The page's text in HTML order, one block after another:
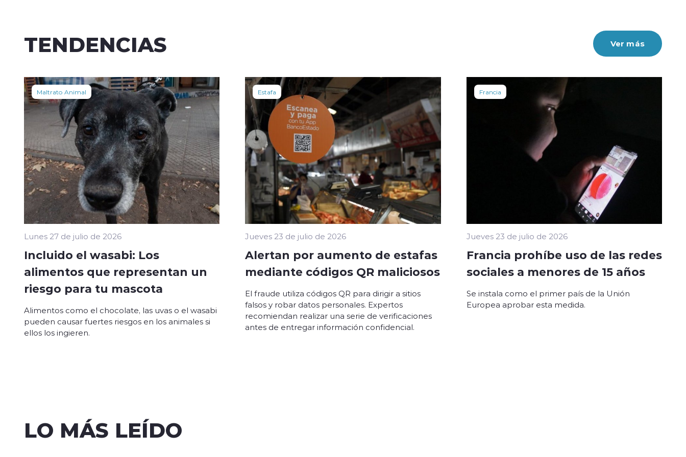
TENDENCIAS Ver más
Maltrato Animal
Lunes 27 de julio de 2026
Incluido el wasabi: Los
alimentos que representan un
riesgo para tu mascota
Alimentos como el chocolate, las uvas o el wasabi
pueden causar fuertes riesgos en los animales si
ellos los ingieren.
Estafa
Jueves 23 de julio de 2026
Alertan por aumento de estafas
mediante códigos QR maliciosos
El fraude utiliza códigos QR para dirigir a sitios
falsos y robar datos personales. Expertos
recomiendan realizar una serie de verificaciones
antes de entregar información confidencial.
Francia
Jueves 23 de julio de 2026
Francia prohíbe uso de las redes
sociales a menores de 15 años
Se instala como el primer país de la Unión
Europea aprobar esta medida.
LO MÁS LEÍDO